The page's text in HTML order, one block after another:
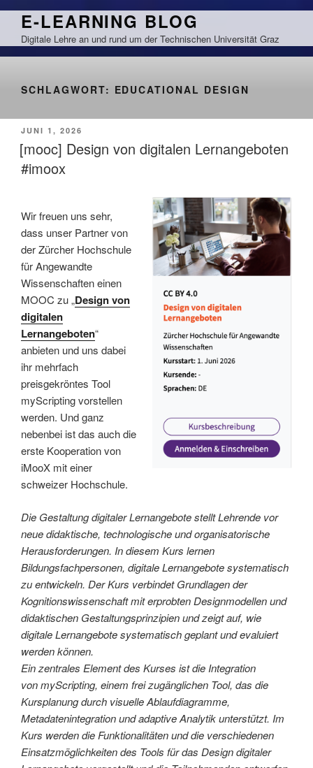
Zum
springen
E-LEARNING BLOG
Digitale Lehre an und rund um der Technischen Universität Graz
SCHLAGWORT: EDUCATIONAL DESIGN
VERÖFFENTLICHT
AM
JUNI 1, 2026
[mooc] Design von digitalen Lernangeboten
#imoox
Wir freuen uns sehr,
dass unser Partner von
der Zürcher Hochschule
für Angewandte
Wissenschaften einen
MOOC zu „Design von
digitalen
Lernangeboten“
anbieten und uns dabei
ihr mehrfach
preisgekröntes Tool
myScripting vorstellen
werden. Und ganz
nebenbei ist das auch die
erste Kooperation von
iMooX mit einer
schweizer Hochschule.
Die Gestaltung digitaler Lernangebote stellt Lehrende vor
neue didaktische, technologische und organisatorische
Herausforderungen. In diesem Kurs lernen
Bildungsfachpersonen, digitale Lernangebote systematisch
zu entwickeln. Der Kurs verbindet Grundlagen der
Kognitionswissenschaft mit erprobten Designmodellen und
didaktischen Gestaltungsprinzipien und zeigt auf, wie
digitale Lernangebote systematisch geplant und evaluiert
werden können.
Ein zentrales Element des Kurses ist die Integration
von myScripting, einem frei zugänglichen Tool, das die
Kursplanung durch visuelle Ablaufdiagramme,
Metadatenintegration und adaptive Analytik unterstützt. Im
Kurs werden die Funktionalitäten und die verschiedenen
Einsatzmöglichkeiten des Tools für das Design digitaler